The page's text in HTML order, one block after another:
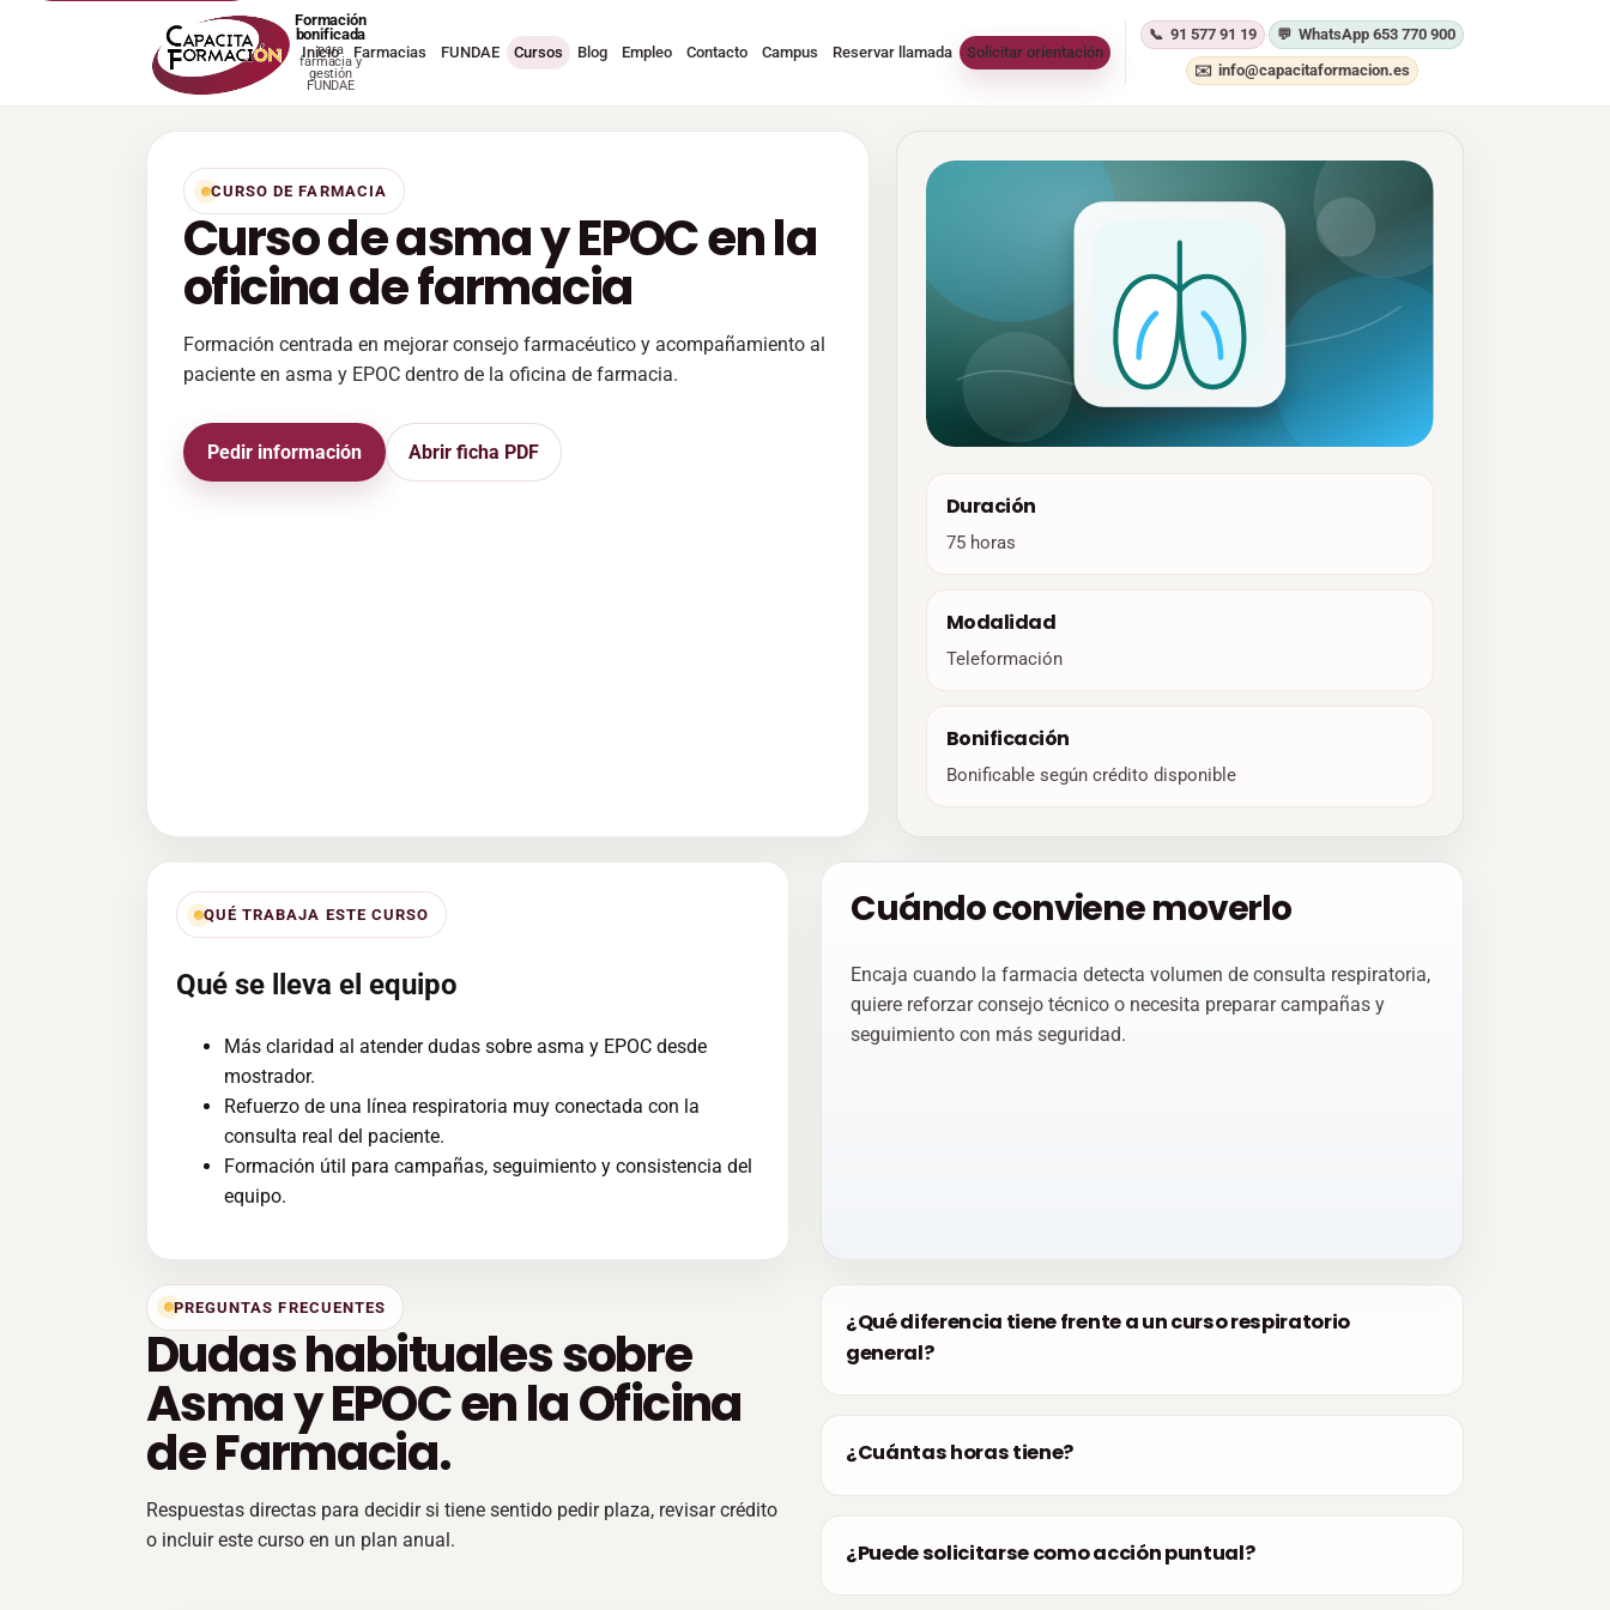
Formación
bonificada
para
farmacia y
gestión
FUNDAE
Inicio Farmacias FUNDAE Cursos Blog Empleo Contacto Campus Reservar llamada Solicitar orientación
91 577 91 19 ·
WhatsApp 653 770 900
info@capacitaformacion.es
CURSO DE FARMACIA
Curso de asma y EPOC en la
oficina de farmacia
Formación centrada en mejorar consejo farmacéutico y acompañamiento al
paciente en asma y EPOC dentro de la oficina de farmacia.
Pedir información Abrir ficha PDF
Duración
75 horas
Modalidad
Teleformación
Bonificación
Bonificable según crédito disponible
QUÉ TRABAJA ESTE CURSO
Qué se lleva el equipo
Más claridad al atender dudas sobre asma y EPOC desde
mostrador.
Refuerzo de una línea respiratoria muy conectada con la
consulta real del paciente.
Formación útil para campañas, seguimiento y consistencia del
equipo.
Cuándo conviene moverlo
Encaja cuando la farmacia detecta volumen de consulta respiratoria,
quiere reforzar consejo técnico o necesita preparar campañas y
seguimiento con más seguridad.
PREGUNTAS FRECUENTES
Dudas habituales sobre
Asma y EPOC en la Oficina
de Farmacia.
Respuestas directas para decidir si tiene sentido pedir plaza, revisar crédito
o incluir este curso en un plan anual.
¿Qué diferencia tiene frente a un curso respiratorio
general?
¿Cuántas horas tiene?
¿Puede solicitarse como acción puntual?